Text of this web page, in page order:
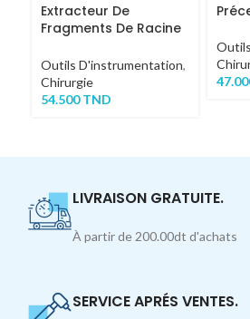
Extracteur De
Fragments De Racine
Outils D'instrumentation,
Chirurgie
54.500TND
LIVRAISON GRATUITE.
À partir de 200.00dt d'achats
SERVICE APRÉS VENTES.